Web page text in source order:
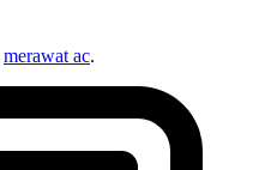
merawat ac.